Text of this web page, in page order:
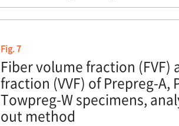
Fig. 7
Fiber volume fraction (FVF)
fraction (VVF) of Prepreg-A,
Towpreg-W specimens,
out method